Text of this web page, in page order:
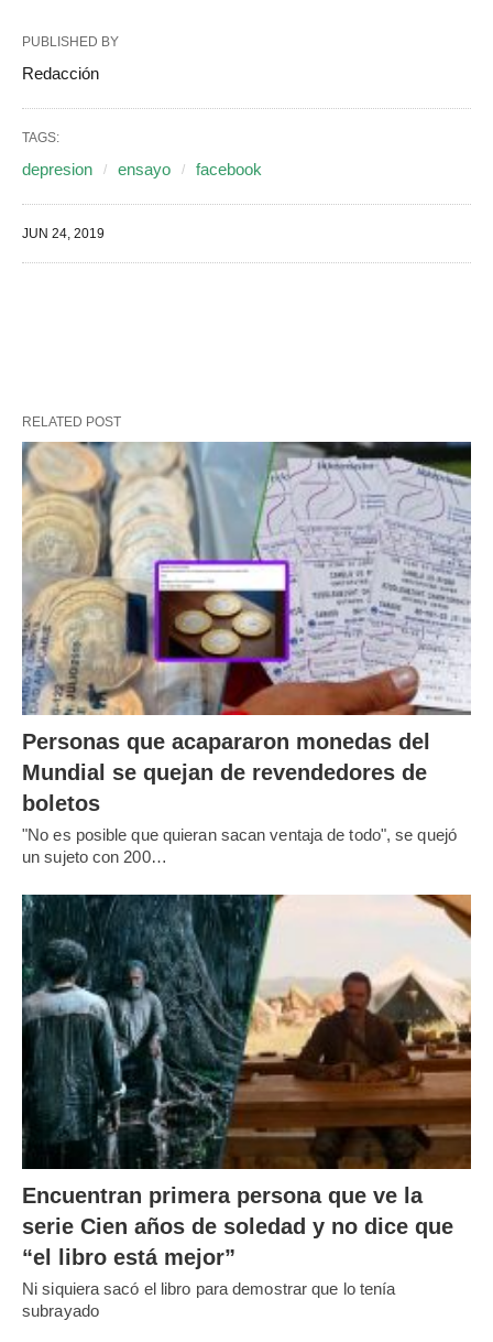
PUBLISHED BY
Redacción
TAGS:
depresion ensayo facebook
JUN 24, 2019
RELATED POST
Personas que acapararon monedas del
Mundial se quejan de revendedores de
boletos
"No es posible que quieran sacan ventaja de todo", se quejó
un sujeto con 200…
Encuentran primera persona que ve la
serie Cien años de soledad y no dice que
“el libro está mejor”
Ni siquiera sacó el libro para demostrar que lo tenía
subrayado